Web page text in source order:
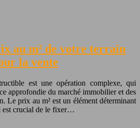
au m² de votre terrain
la vente
est une opération complexe, qui
approfondie du marché immobilier et des
Le prix au m² est un élément déterminant
est crucial de le fixer…